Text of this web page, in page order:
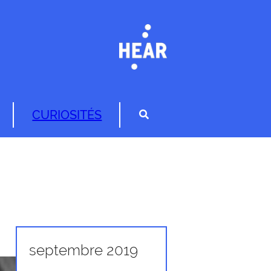
CURIOSITÉS
septembre 2019